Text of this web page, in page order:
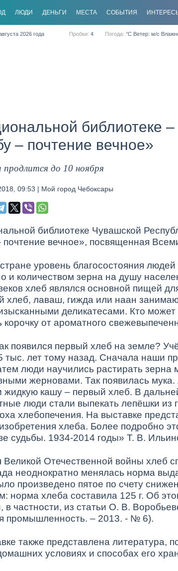
ЛЮДИ ДЕНЬГИ МЕСТА СОБЫТИЯ
2026 года Пробки: 4 Погода: °C Ветер: м/с
библиотеке
– почтение вечное»
до 10 ноября
09:53 | Мой город Чебоксары
библиотеке Чувашской
почтение вечное», посвященная
уровень благосостояния
и количеством зерна на душу
хлеб являлся основной пищей
хлеб, лаваш, гижда или наан
деликатесами. Кто
корочку от ароматного
появился первый хлеб на земле?
тыс. лет тому назад. Сначала наши
люди научились растирать
жерновами. Так появилась
жидкую кашу – первый хлеб. В
люди стали выпекать лепёшки из
хлебопечения. На выставке
хлеба. Более подробно
судьбы. 1934-2014 годы» Т. В.
Великой Отечественной войны хлеб
неоднократно менялась норма
произведено пятое по счету
норма хлеба составила 125 г. Об
в частности, из статьи О. В.
промышленность. – 2013. - № 6).
также представлена литература,
условиях и способах его